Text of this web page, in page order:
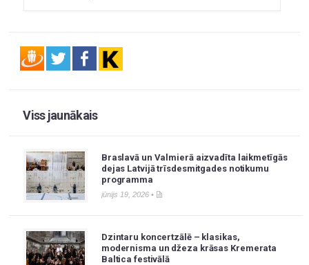
Viss jaunākais
Braslavā un Valmierā aizvadīta laikmetīgās
dejas Latvijā trīsdesmitgades notikumu
programma
jūnijs 19, 2026 •
Dzintaru koncertzālē – klasikas,
modernisma un džeza krāsas Kremerata
Baltica festivālā